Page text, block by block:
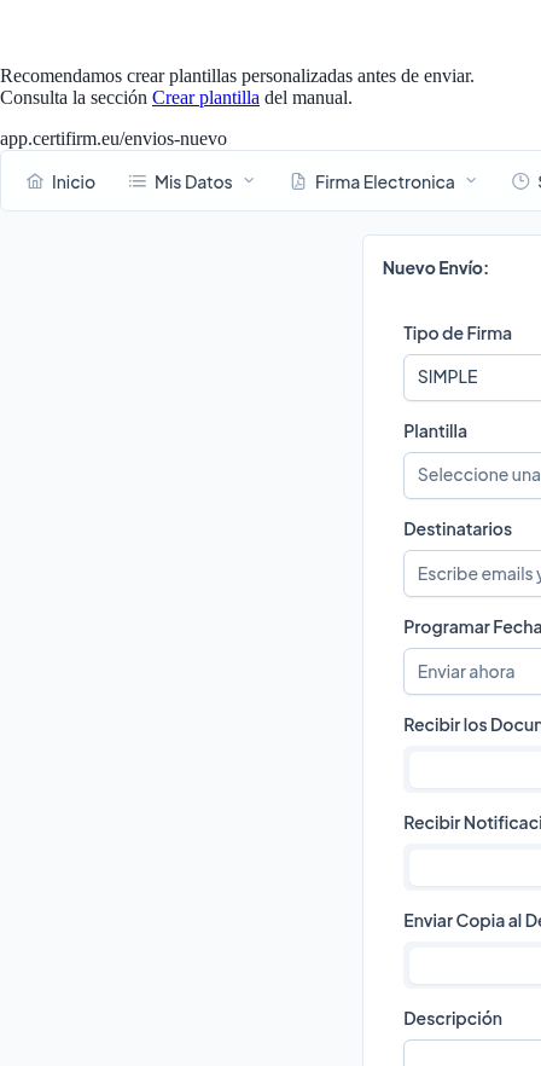
Recomendamos crear plantillas personalizadas antes de enviar.
Consulta la sección Crear plantilla del manual.
app.certifirm.eu/envios-nuevo